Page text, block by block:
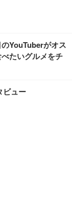
YouTuberがオス
たいグルメをチ
ビュー